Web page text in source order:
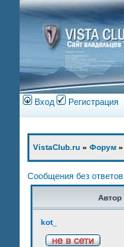
Вход Регистрация
VistaClub.ru » Форум »
Сообщения без ответов
Автор
kot_